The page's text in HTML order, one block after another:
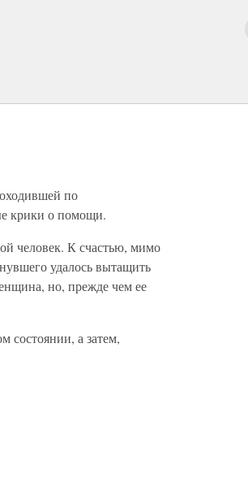
по
крики о помощи.
человек. К счастью, мимо
удалось вытащить
но, прежде чем ее
состоянии, а затем,